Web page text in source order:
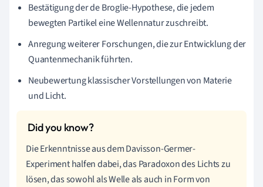
Bestätigung der de Broglie-Hypothese, die jedem
bewegten Partikel eine Wellennatur zuschreibt.
Anregung weiterer Forschungen, die zur Entwicklung der
Quantenmechanik führten.
Neubewertung klassischer Vorstellungen von Materie
und Licht.
Die Erkenntnisse aus dem Davisson-Germer-
Experiment halfen dabei, das Paradoxon des Lichts zu
lösen, das sowohl als Welle als auch in Form von